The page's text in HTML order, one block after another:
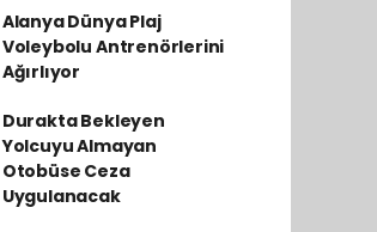
Alanya Dünya Plaj
Voleybolu Antrenörlerini
Ağırlıyor
Durakta Bekleyen
Yolcuyu Almayan
Otobüse Ceza
Uygulanacak